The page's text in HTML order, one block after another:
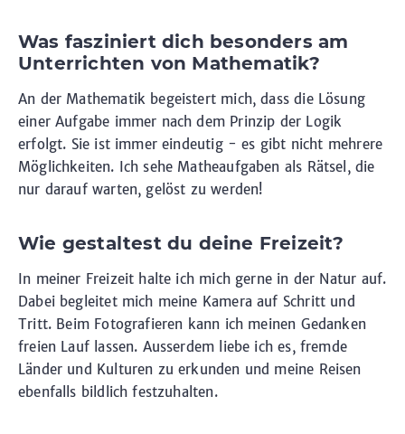
Was fasziniert dich besonders am
Unterrichten von Mathematik?
An der Mathematik begeistert mich, dass die Lösung
einer Aufgabe immer nach dem Prinzip der Logik
erfolgt. Sie ist immer eindeutig - es gibt nicht mehrere
Möglichkeiten. Ich sehe Matheaufgaben als Rätsel, die
nur darauf warten, gelöst zu werden!
Wie gestaltest du deine Freizeit?
In meiner Freizeit halte ich mich gerne in der Natur auf.
Dabei begleitet mich meine Kamera auf Schritt und
Tritt. Beim Fotografieren kann ich meinen Gedanken
freien Lauf lassen. Ausserdem liebe ich es, fremde
Länder und Kulturen zu erkunden und meine Reisen
ebenfalls bildlich festzuhalten.